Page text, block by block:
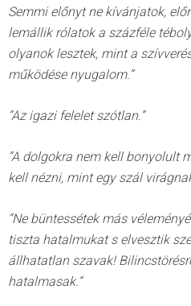
Semmi előnyt ne kívánjatok,
lemállik rólatok a százféle
olyanok lesztek, mint a
működése nyugalom.”
“Az igazi felelet szótlan.”
“A dolgokra nem kell bonyolult
kell nézni, mint egy szál
“Ne büntessétek más
tiszta hatalmukat s elvesztik
állhatatlan szavak!
hatalmasak.”